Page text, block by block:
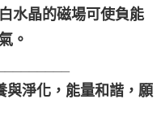
水晶的磁場可使負能
。
與淨化，能量和諧，願